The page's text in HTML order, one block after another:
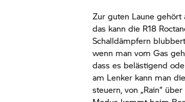
Zur guten Laune
das kann die R18
Schalldämpfern
wenn man vom Gas
dass es belästigend
am Lenker kann man
steuern, von „Rain“